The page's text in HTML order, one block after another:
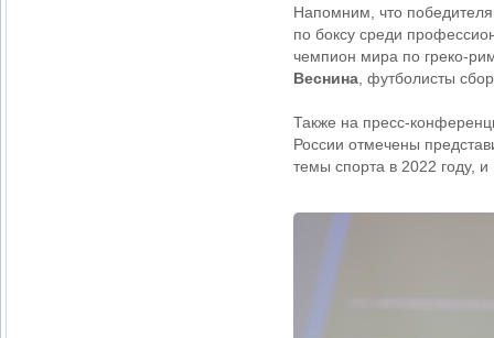
Напомним, что
по боксу среди
чемпион мира по греко-
Веснина , футболисты
Также на пресс-
России отмечены
темы спорта в 2022 году,